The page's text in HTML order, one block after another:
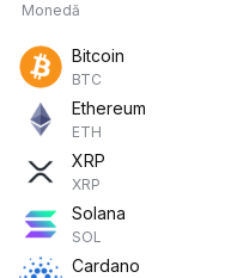
Monedă
Bitcoin
BTC
Ethereum
ETH
XRP
XRP
Solana
SOL
Cardano